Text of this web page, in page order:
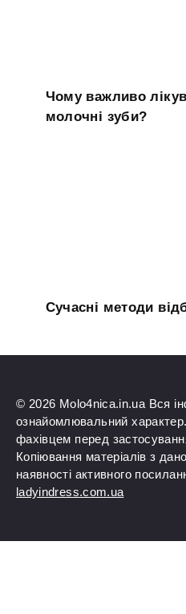
Чому важливо
молочні зуби?
Сучасні методи
© 2026 Molo4nica.in.ua Вся
ознайомлювальний
фахівцем перед
Копіювання матеріалів з
наявності активного
ladyindress.com.ua